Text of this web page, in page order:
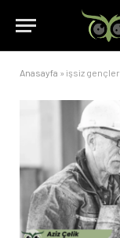
Anasayfa » işsiz gençler